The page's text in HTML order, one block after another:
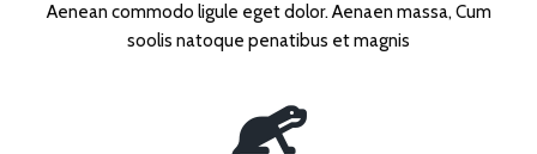
Aenean commodo ligule eget dolor. Aenaen massa, Cum
soolis natoque penatibus et magnis